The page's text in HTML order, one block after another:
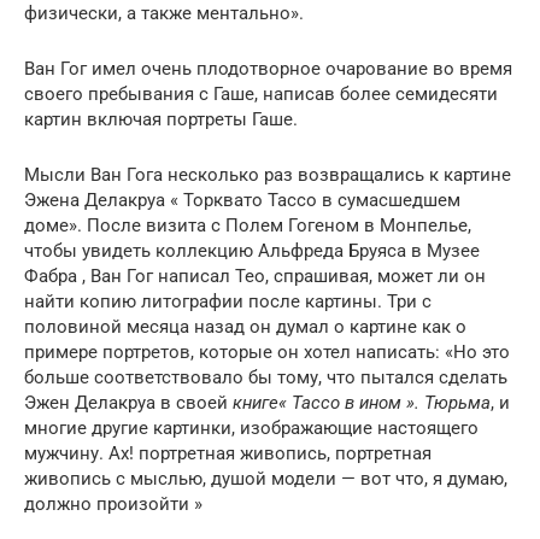
физически, а также ментально».
Ван Гог имел очень плодотворное очарование во время
своего пребывания с Гаше, написав более семидесяти
картин включая портреты Гаше.
Мысли Ван Гога несколько раз возвращались к картине
Эжена Делакруа « Торквато Тассо в сумасшедшем
доме». После визита с Полем Гогеном в Монпелье,
чтобы увидеть коллекцию Альфреда Бруяса в Музее
Фабра , Ван Гог написал Тео, спрашивая, может ли он
найти копию литографии после картины. Три с
половиной месяца назад он думал о картине как о
примере портретов, которые он хотел написать: «Но это
больше соответствовало бы тому, что пытался сделать
Эжен Делакруа в своей книге« Тассо в ином ». Тюрьма, и
многие другие картинки, изображающие настоящего
мужчину. Ах! портретная живопись, портретная
живопись с мыслью, душой модели — вот что, я думаю,
должно произойти »